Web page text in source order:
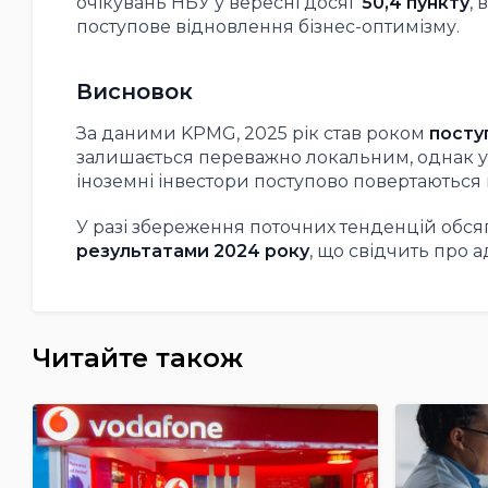
поступове відновлення бізнес-оптимізму.
Висновок
За даними KPMG, 2025 рік став роком
залишається переважно локальним, однак
іноземні інвестори поступово повертаються
У разі збереження поточних тенденцій
результатами 2024 року, що свідчить про
Читайте також